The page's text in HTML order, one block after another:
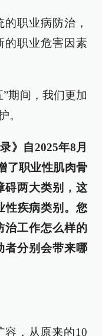
职业病防治，
的职业危害因素
期间，我们更加
。
》自2025年8月
了职业性肌肉骨
碍两大类别，这
性疾病类别。您
治工作怎么样的
者分别会带来哪
容，从原来的10